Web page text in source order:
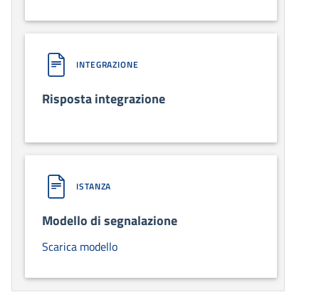
INTEGRAZIONE
Risposta integrazione
ISTANZA
Modello di segnalazione
Scarica modello